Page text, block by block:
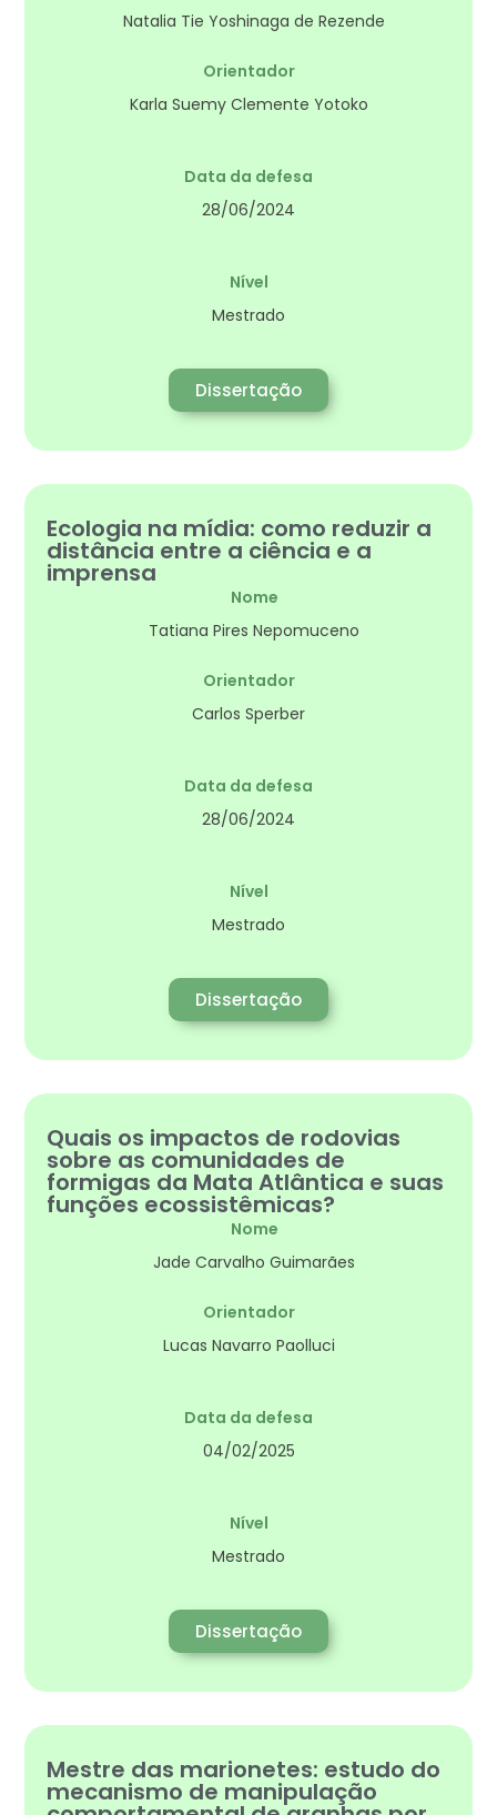
Natalia Tie Yoshinaga de Rezende
Orientador
Karla Suemy Clemente Yotoko
Data da defesa
28/06/2024
Nível
Mestrado
Dissertação
Ecologia na mídia: como reduzir a
distância entre a ciência e a
imprensa
Nome
Tatiana Pires Nepomuceno
Orientador
Carlos Sperber
Data da defesa
28/06/2024
Nível
Mestrado
Dissertação
Quais os impactos de rodovias
sobre as comunidades de
formigas da Mata Atlântica e suas
funções ecossistêmicas?
Nome
Jade Carvalho Guimarães
Orientador
Lucas Navarro Paolluci
Data da defesa
04/02/2025
Nível
Mestrado
Dissertação
Mestre das marionetes: estudo do
mecanismo de manipulação